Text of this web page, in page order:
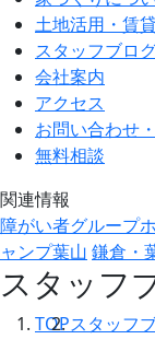
土地活用・賃
スタッフブロ
会社案内
アクセス
お問い合わせ
無料相談
関連情報
障がい者グループ
ャンプ葉山 鎌倉・
スタッフ
TOPスタッフ